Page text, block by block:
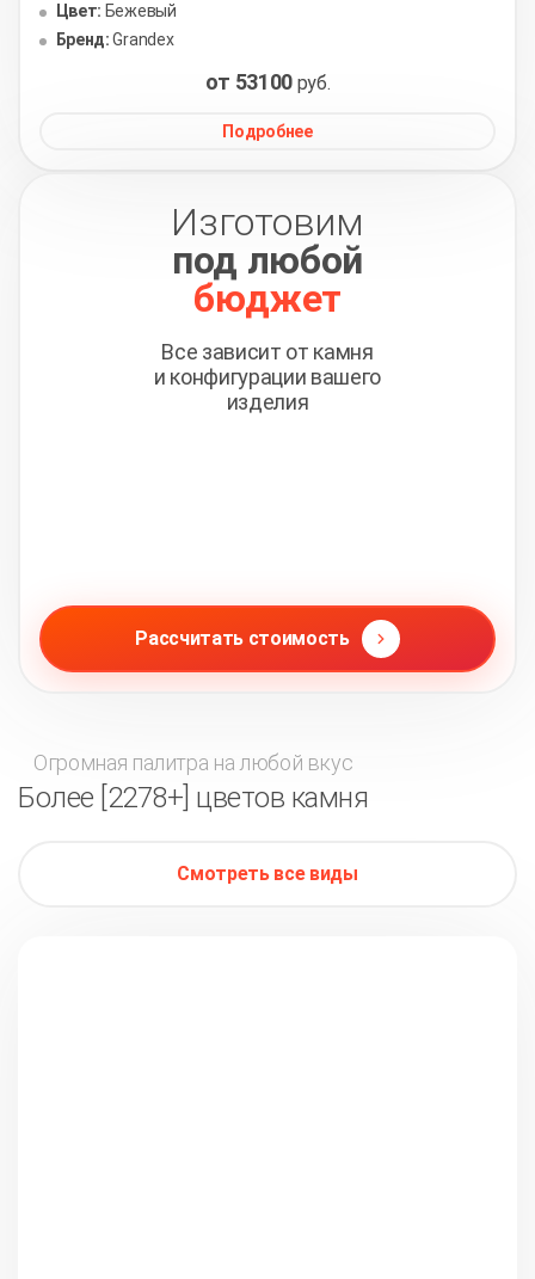
Цвет: Бежевый
Бренд: Grandex
от 53100 руб.
Подробнее
Изготовим
под любой
бюджет
Все зависит от камня
и конфигурации вашего
изделия
Рассчитать стоимость
Огромная палитра на любой вкус
Более [2278+] цветов камня
Смотреть все виды